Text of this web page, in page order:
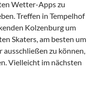
Wetter-Apps zu
Treffen in Tempelhof
Kolzenburg um
Skaters, am besten um
ausschließen zu können,
Vielleicht im nächsten